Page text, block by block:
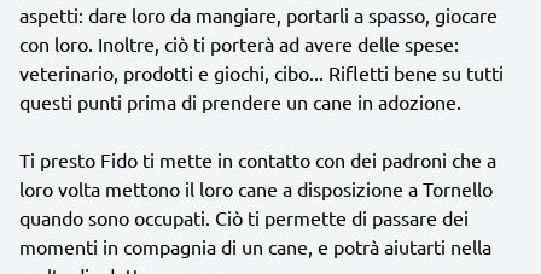
aspetti: dare loro da mangiare, portarli a spasso, giocare
con loro. Inoltre, ciò ti porterà ad avere delle spese:
veterinario, prodotti e giochi, cibo... Rifletti bene su tutti
questi punti prima di prendere un cane in adozione.
Ti presto Fido ti mette in contatto con dei padroni che a
loro volta mettono il loro cane a disposizione a Tornello
quando sono occupati. Ciò ti permette di passare dei
momenti in compagnia di un cane, e potrà aiutarti nella